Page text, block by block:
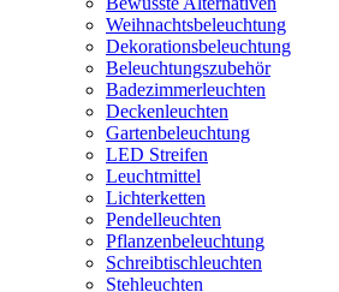
Weihnachtsbeleuchtung
Dekorationsbeleuchtung
Beleuchtungszubehör
Badezimmerleuchten
Deckenleuchten
Gartenbeleuchtung
LED Streifen
Leuchtmittel
Lichterketten
Pendelleuchten
Pflanzenbeleuchtung
Schreibtischleuchten
Stehleuchten